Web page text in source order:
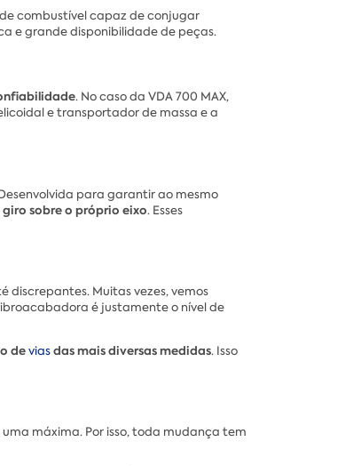
combustível capaz de conjugar
e grande disponibilidade de peças.
. No caso da VDA 700 MAX,
e transportador de massa e a
para garantir ao mesmo
sobre o próprio eixo. Esses
Muitas vezes, vemos
é justamente o nível de
deviasdas mais diversas medidas. Isso
máxima. Por isso, toda mudança tem